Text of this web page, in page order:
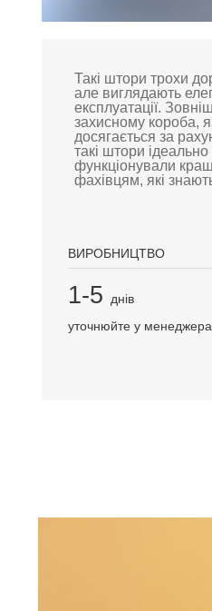
Такі штори трохи
але виглядають
експлуатації.
захисному короба,
досягається за
такі штори
функціонували
фахівцям, які
ВИРОБНИЦТВО
1-5
днів
уточнюйте у менеджера